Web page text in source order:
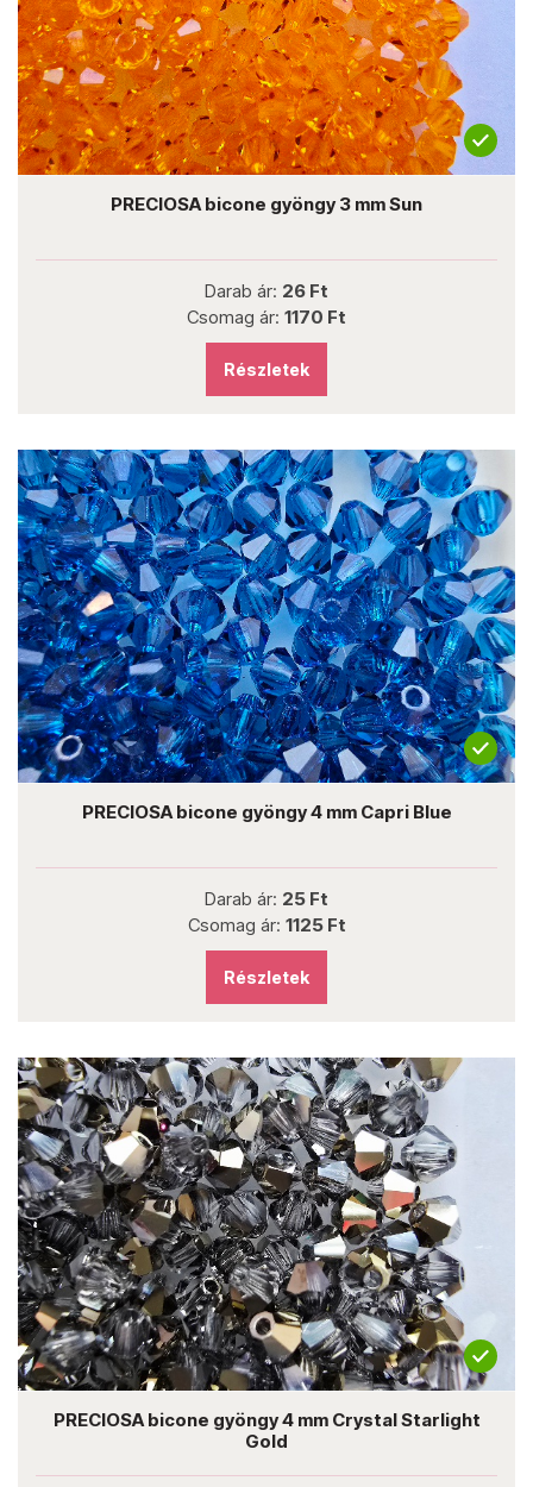
PRECIOSA bicone gyöngy 3 mm Sun
Darab ár: 26 Ft
Csomag ár: 1170 Ft
Részletek
PRECIOSA bicone gyöngy 4 mm Capri Blue
Darab ár: 25 Ft
Csomag ár: 1125 Ft
Részletek
PRECIOSA bicone gyöngy 4 mm Crystal Starlight
Gold